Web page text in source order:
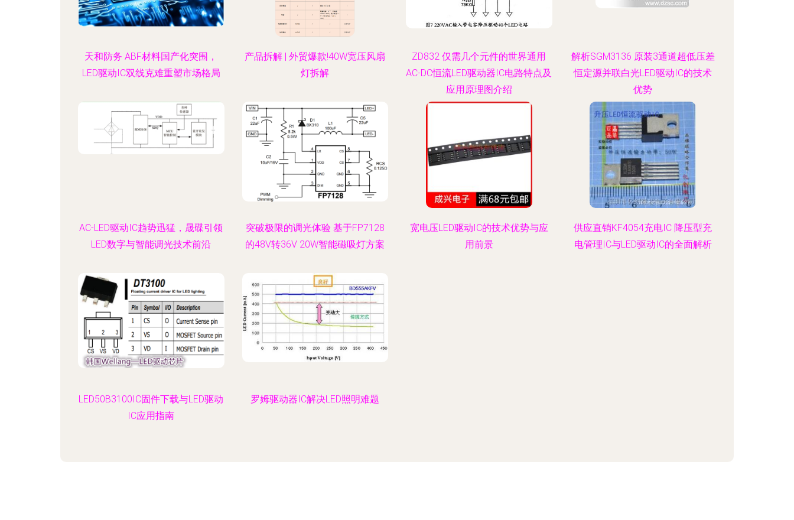
天和防务 ABF材料国产化突围，
LED驱动IC双线克难重塑市场格局
产品拆解 | 外贸爆款!40W宽压风扇
灯拆解
ZD832 仅需几个元件的世界通用
AC-DC恒流LED驱动器IC电路特点及
应用原理图介绍
解析SGM3136 原装3通道超低压差
恒定源并联白光LED驱动IC的技术
优势
AC-LED驱动IC趋势迅猛，晟碟引领
LED数字与智能调光技术前沿
突破极限的调光体验 基于FP7128
的48V转36V 20W智能磁吸灯方案
宽电压LED驱动IC的技术优势与应
用前景
供应直销KF4054充电IC 降压型充
电管理IC与LED驱动IC的全面解析
LED50B3100IC固件下载与LED驱动
IC应用指南
罗姆驱动器IC解决LED照明难题